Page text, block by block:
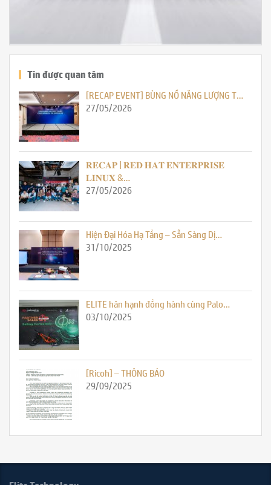
Tin được quan tâm
[RECAP EVENT] BÙNG NỔ NĂNG LƯỢNG T…
27/05/2026
𝐑𝐄𝐂𝐀𝐏 | 𝐑𝐄𝐃 𝐇𝐀𝐓 𝐄𝐍𝐓𝐄𝐑𝐏𝐑𝐈𝐒𝐄
𝐋𝐈𝐍𝐔𝐗 &…
27/05/2026
Hiện Đại Hóa Hạ Tầng – Sẵn Sàng Dị…
31/10/2025
ELITE hân hạnh đồng hành cùng Palo…
03/10/2025
[Ricoh] – THÔNG BÁO
29/09/2025